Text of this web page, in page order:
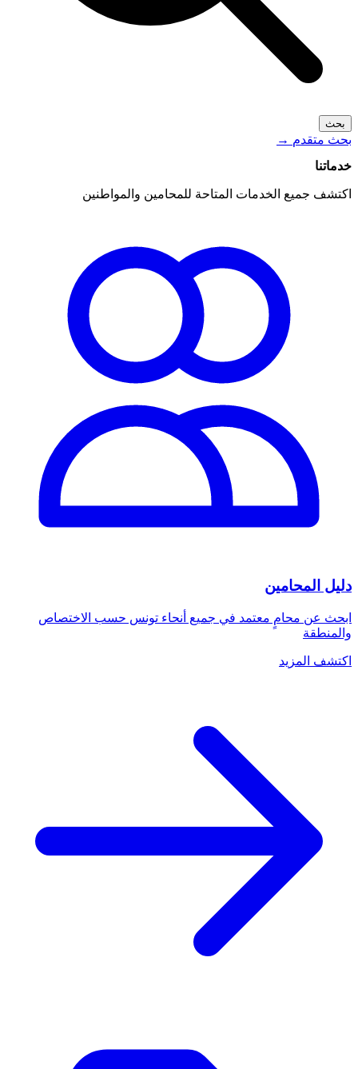
بحث
بحث متقدم →
خدماتنا
اكتشف جميع الخدمات المتاحة للمحامين والمواطنين
دليل المحامين
ابحث عن محامٍ معتمد في جميع أنحاء تونس حسب الاختصاص
والمنطقة
اكتشف المزيد